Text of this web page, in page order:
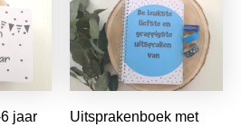
jaar
Uitsprakenboek met